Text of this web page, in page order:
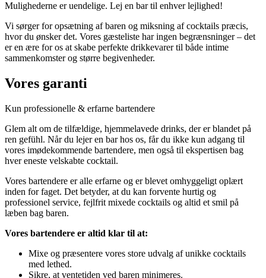
Mulighederne er uendelige. Lej en bar til enhver lejlighed!
Vi sørger for opsætning af baren og miksning af cocktails præcis,
hvor du ønsker det. Vores gæsteliste har ingen begrænsninger – det
er en ære for os at skabe perfekte drikkevarer til både intime
sammenkomster og større begivenheder.
Vores garanti
Kun professionelle & erfarne bartendere
Glem alt om de tilfældige, hjemmelavede drinks, der er blandet på
ren gefühl. Når du lejer en bar hos os, får du ikke kun adgang til
vores imødekommende bartendere, men også til ekspertisen bag
hver eneste velskabte cocktail.
Vores bartendere er alle erfarne og er blevet omhyggeligt oplært
inden for faget. Det betyder, at du kan forvente hurtig og
professionel service, fejlfrit mixede cocktails og altid et smil på
læben bag baren.
Vores bartendere er altid klar til at:
Mixe og præsentere vores store udvalg af unikke cocktails
med lethed.
Sikre, at ventetiden ved baren minimeres.